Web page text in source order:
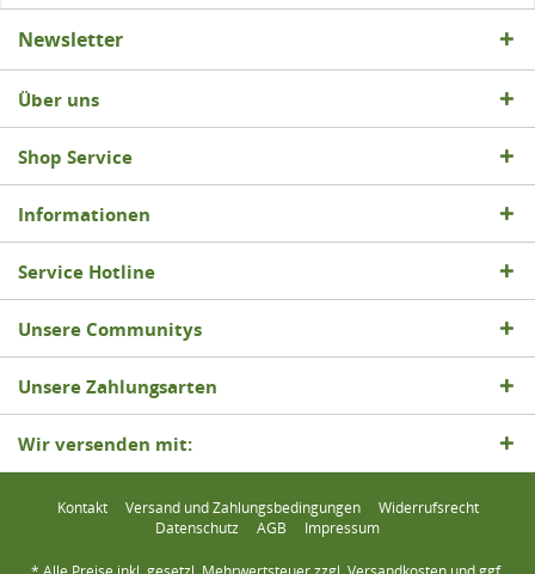
Newsletter
Über uns
Shop Service
Informationen
Service Hotline
Unsere Communitys
Unsere Zahlungsarten
Wir versenden mit:
Kontakt Versand und Zahlungsbedingungen
Widerrufsrecht
Datenschutz
AGB Impressum